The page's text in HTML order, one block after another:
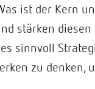
ist der Kern
stärken
sinnvoll
zu